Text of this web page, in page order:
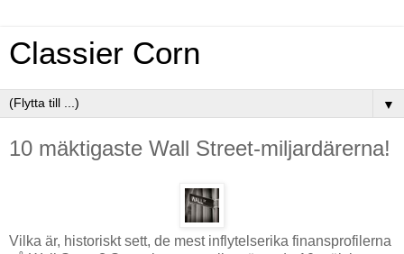
Classier Corn
▼
10 mäktigaste Wall Street-miljardärerna!
Vilka är, historiskt sett, de mest inflytelserika finansprofilerna